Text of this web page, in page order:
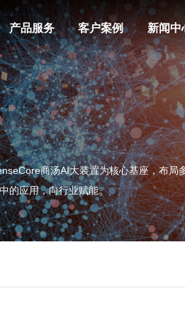
产品服务 客户案例 新闻中
商汤AI大装置为核心基座，布局
的应用，向行业赋能。